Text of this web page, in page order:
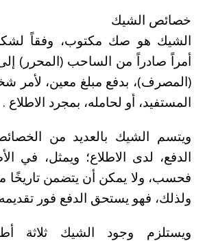
خصائص الشيك
الشيك هو صك مكتوب، وفقاً
أمراً صادراً من الساحب (المحرر)
(المصرف)، بدفع مبلغ معين،
المستفيد، أو لحامله، بمجرد الاطلاع .
ويتسم الشيك بالعديد من
الدفع، لدى الاطلاع؛ ويمثل، في
فحسب، ولا يمكن أن يتضمن تاريخًا
ولذلك، فهو يستحق الدفع فور
ويستلزم وجود الشيك ثلاثة